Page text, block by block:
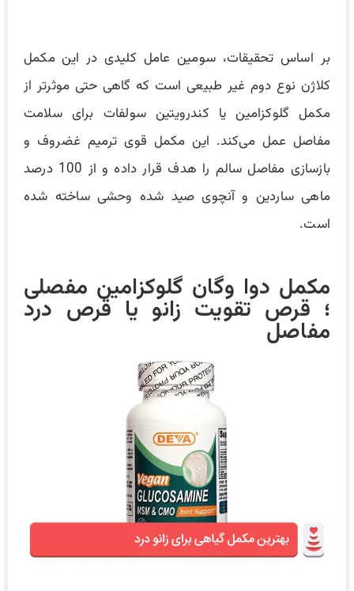
بر اساس تحقیقات، سومین عامل کلیدی در این مکمل
کلاژن نوع دوم غیر طبیعی است که گاهی حتی موثرتر از
مکمل گلوکزامین یا کندرویتین سولفات برای سلامت
مفاصل عمل می‌کند. این مکمل قوی‌ ترمیم غضروف و
بازسازی مفاصل سالم را هدف قرار داده و از 100 درصد
ماهی ساردین و آنچوی صید شده وحشی ساخته شده
است.
مکمل دوا وگان گلوکزامین مفصلی
؛ قرص تقویت زانو یا قرص درد
مفاصل